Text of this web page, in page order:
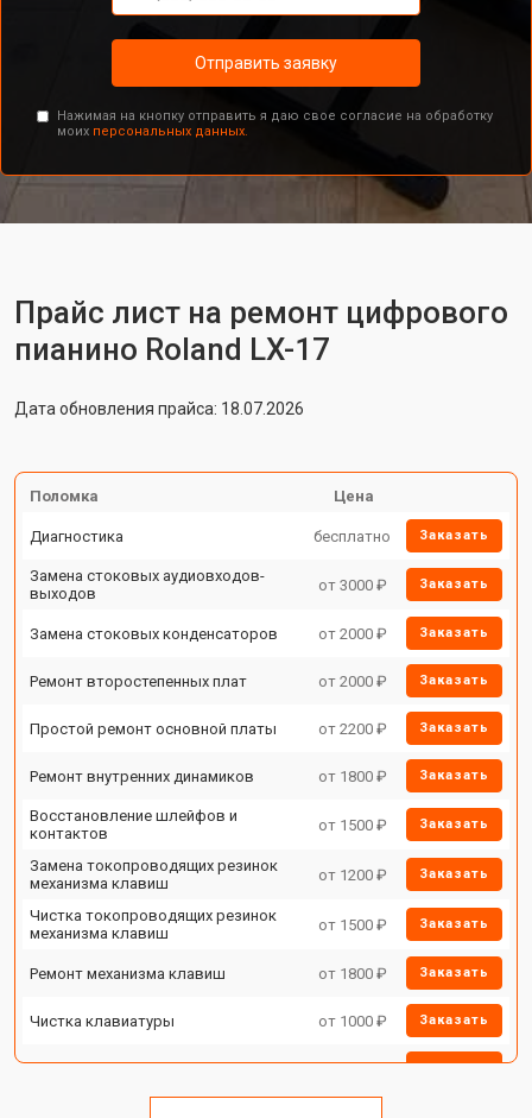
Отправить заявку
Нажимая на кнопку отправить я даю свое согласие на обработку
моих персональных данных.
Прайс лист на ремонт цифрового
пианино Roland LX-17
Дата обновления прайса: 18.07.2026
Поломка Цена
Диагностика бесплатно Заказать
Замена стоковых аудиовходов-
выходов
от 3000 ₽ Заказать
Замена стоковых конденсаторов от 2000 ₽ Заказать
Ремонт второстепенных плат от 2000 ₽ Заказать
Простой ремонт основной платы от 2200 ₽ Заказать
Ремонт внутренних динамиков от 1800 ₽ Заказать
Восстановление шлейфов и
контактов
от 1500 ₽ Заказать
Замена токопроводящих резинок
механизма клавиш
от 1200 ₽ Заказать
Чистка токопроводящих резинок
механизма клавиш
от 1500 ₽ Заказать
Ремонт механизма клавиш от 1800 ₽ Заказать
Чистка клавиатуры от 1000 ₽ Заказать
Ремонт клавиш от 1800 ₽ Заказать